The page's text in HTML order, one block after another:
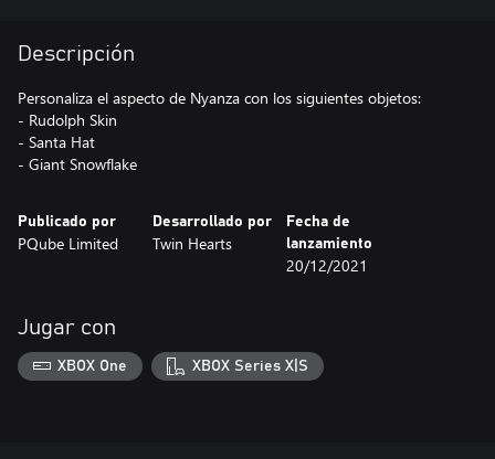
Descripción
Personaliza el aspecto de Nyanza con los siguientes objetos:
- Rudolph Skin
- Santa Hat
- Giant Snowflake
Publicado por
PQube Limited
Desarrollado por
Twin Hearts
Fecha de
lanzamiento
20/12/2021
Jugar con
XBOX One XBOX Series X|S